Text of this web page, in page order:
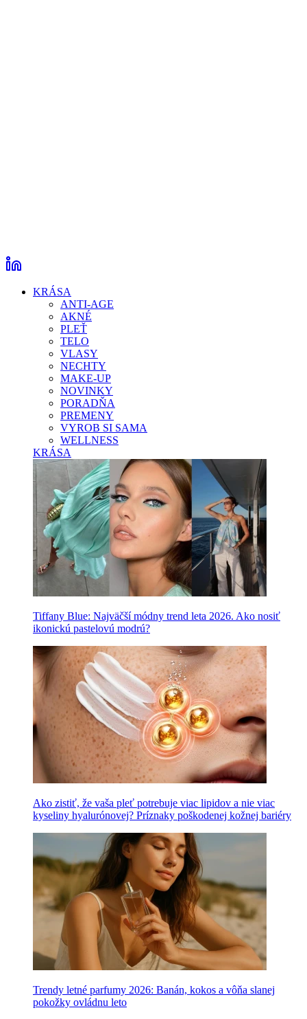
KRÁSA
ANTI-AGE
AKNÉ
PLEŤ
TELO
VLASY
NECHTY
MAKE-UP
NOVINKY
PORADŇA
PREMENY
VYROB SI SAMA
WELLNESS
KRÁSA
Tiffany Blue: Najväčší módny trend leta 2026. Ako nosiť
ikonickú pastelovú modrú?
Ako zistiť, že vaša pleť potrebuje viac lipidov a nie viac
kyseliny hyalurónovej? Príznaky poškodenej kožnej bariéry
Trendy letné parfumy 2026: Banán, kokos a vôňa slanej
pokožky ovládnu leto